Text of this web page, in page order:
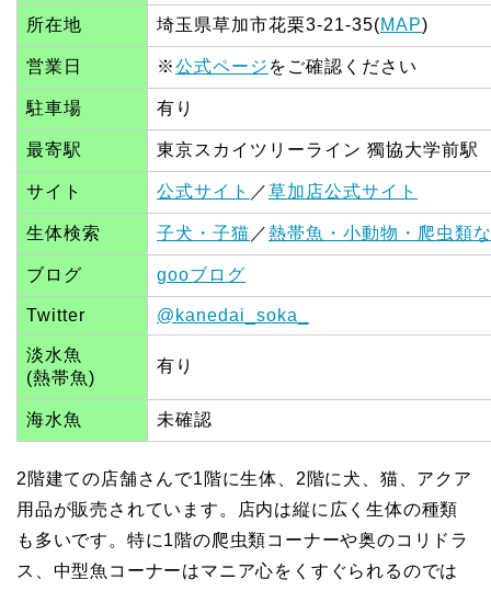
所在地 埼玉県草加市花栗3-21-35(MAP)
営業日 ※公式ページ をご確認ください
駐車場 有り
最寄駅 東京スカイツリーライン 獨協大学前駅
サイト 公式サイト ／草加店公式サイト
生体検索 子犬・子猫 ／熱帯魚・小動物・爬虫類
ブログ gooブログ
Twitter @kanedai_soka_
淡水魚
(熱帯魚)
有り
海水魚 未確認
2階建ての店舗さんで1階に生体、2階に犬、猫、アクア
用品が販売されています。店内は縦に広く生体の種類
も多いです。特に1階の爬虫類コーナーや奥のコリドラ
ス、中型魚コーナーはマニア心をくすぐられるのでは